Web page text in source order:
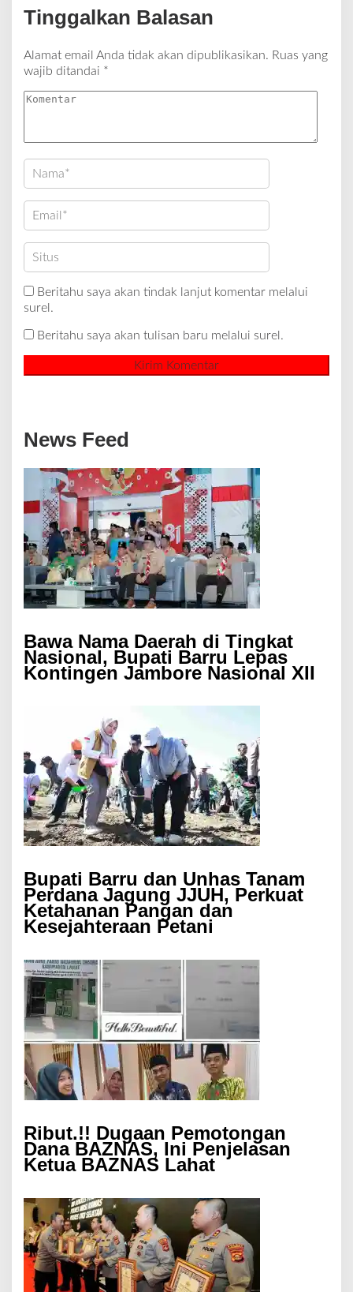
Tinggalkan Balasan
Alamat email Anda tidak akan dipublikasikan. Ruas yang
wajib ditandai *
Beritahu saya akan tindak lanjut komentar melalui
surel.
Beritahu saya akan tulisan baru melalui surel.
News Feed
Bawa Nama Daerah di Tingkat
Nasional, Bupati Barru Lepas
Kontingen Jambore Nasional XII
Bupati Barru dan Unhas Tanam
Perdana Jagung JJUH, Perkuat
Ketahanan Pangan dan
Kesejahteraan Petani
Ribut.!! Dugaan Pemotongan
Dana BAZNAS, Ini Penjelasan
Ketua BAZNAS Lahat